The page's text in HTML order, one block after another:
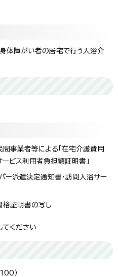
体障がい者の居宅で行う入浴介
間事業者等による「在宅介護費用
ビス利用者負担額証明書」
ー派遣決定通知書・訪問入浴サー
証明書の写し
ください
）